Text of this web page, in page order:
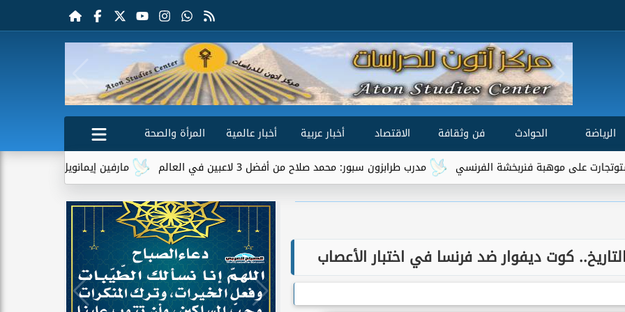
الرياضة الحوادث فن وثقافة الاقتصاد أخبار عربية أخبار عالمية
المرأة والصحة
مارفين إيمانويل.. سائق توصيل
مدرب طرابزون سبور: محمد صلاح من أفضل 3 لاعبين في العالم موهبة فنربخشة الفرنسي
كوت ديفوار ضد فرنسا في اختبار الأعصاب